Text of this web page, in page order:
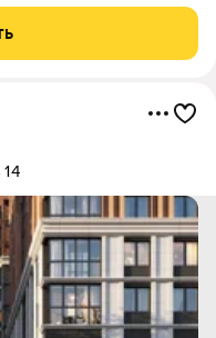
и контроль
14